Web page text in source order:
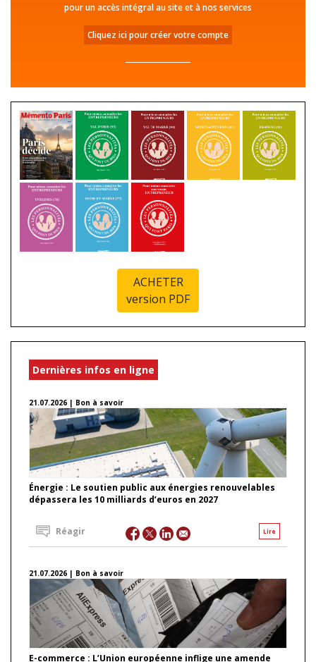
pour un accès intégral au site et à nos services
Cliquez ici pour créer votre compte
ACHETER
version PDF
Dernières infos en ligne
21.07.2026 | Bon à savoir
Énergie : Le soutien public aux énergies renouvelables
dépassera les 10 milliards d’euros en 2027
Lire
Réagir
21.07.2026 | Bon à savoir
E-commerce : L’Union européenne inflige une amende